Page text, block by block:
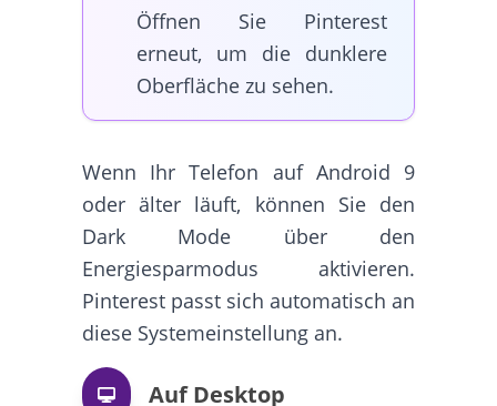
Öffnen Sie Pinterest
erneut, um die dunklere
Oberfläche zu sehen.
Wenn Ihr Telefon auf Android 9
oder älter läuft, können Sie den
Dark Mode über den
Energiesparmodus aktivieren.
Pinterest passt sich automatisch an
diese Systemeinstellung an.
Auf Desktop